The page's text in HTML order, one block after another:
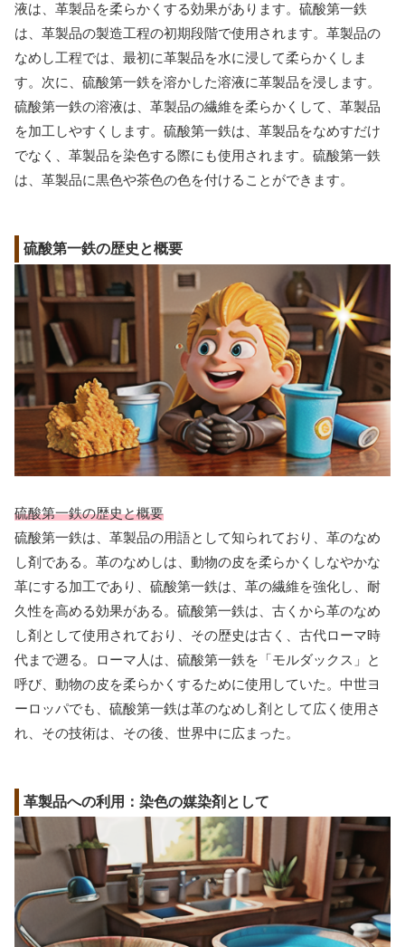
液は、革製品を柔らかくする効果があります。硫酸第一鉄
は、革製品の製造工程の初期段階で使用されます。革製品の
なめし工程では、最初に革製品を水に浸して柔らかくしま
す。次に、硫酸第一鉄を溶かした溶液に革製品を浸します。
硫酸第一鉄の溶液は、革製品の繊維を柔らかくして、革製品
を加工しやすくします。硫酸第一鉄は、革製品をなめすだけ
でなく、革製品を染色する際にも使用されます。硫酸第一鉄
は、革製品に黒色や茶色の色を付けることができます。
硫酸第一鉄の歴史と概要
硫酸第一鉄の歴史と概要
硫酸第一鉄は、革製品の用語として知られており、革のなめ
し剤である。革のなめしは、動物の皮を柔らかくしなやかな
革にする加工であり、硫酸第一鉄は、革の繊維を強化し、耐
久性を高める効果がある。硫酸第一鉄は、古くから革のなめ
し剤として使用されており、その歴史は古く、古代ローマ時
代まで遡る。ローマ人は、硫酸第一鉄を「モルダックス」と
呼び、動物の皮を柔らかくするために使用していた。中世ヨ
ーロッパでも、硫酸第一鉄は革のなめし剤として広く使用さ
れ、その技術は、その後、世界中に広まった。
革製品への利用：染色の媒染剤として